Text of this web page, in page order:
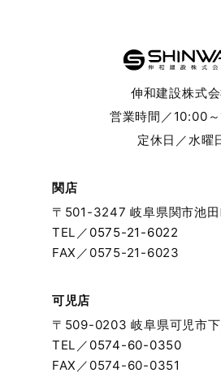
伸和建設株式
営業時間／10:00
定休日／水曜
関店
〒501-3247 岐阜県関市池
TEL／ 0575-21-6022
FAX／0575-21-6023
可児店
〒509-0203 岐阜県可児市
TEL／ 0574-60-0350
FAX／0574-60-0351